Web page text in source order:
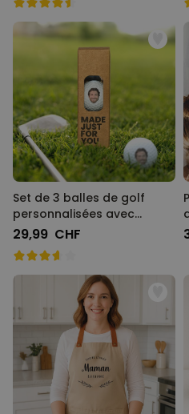
Set de 3 balles de golf
personnalisées avec
visage
29,99 CHF